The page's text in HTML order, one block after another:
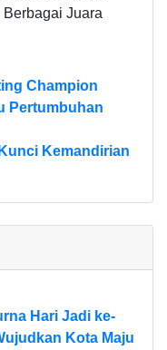
Juara
Champion
Pertumbuhan
Kemandirian
Hari Jadi ke-
Kota Maju